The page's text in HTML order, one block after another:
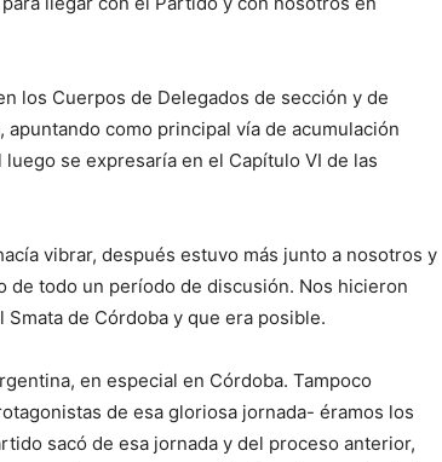
los Cuerpos de Delegados de sección y de
como principal vía de acumulación
se expresaría en el Capítulo VI de las
vibrar, después estuvo más junto a nosotros y
de todo un período de discusión. Nos hicieron
de Córdoba y que era posible.
en especial en Córdoba. Tampoco
de esa gloriosa jornada- éramos los
sacó de esa jornada y del proceso anterior,